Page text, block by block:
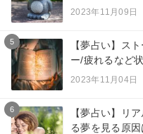
2023年11月09日
5
【夢占い】ス
ー/疲れるなど
2023年11月04日
6
【夢占い】リ
る夢を見る原因